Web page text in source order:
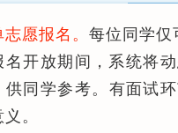
志愿报名。每位同学仅
名开放期间，系统将
供同学参考。有面试
。